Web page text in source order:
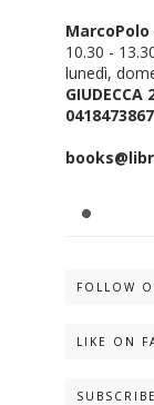
10.30 -
lunedì,
GIUDECCA
0418473867
FOLLOW
LIKE ON